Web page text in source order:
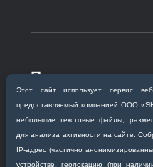
Этот сайт использует сервис
предоставляемый компанией ООО
небольшие текстовые файлы,
для анализа активности на сайте.
IP‑адрес (частично
устройстве, геолокацию (при
Приемная
Благовещенск,
+7 (4162)
Сведения об
организации